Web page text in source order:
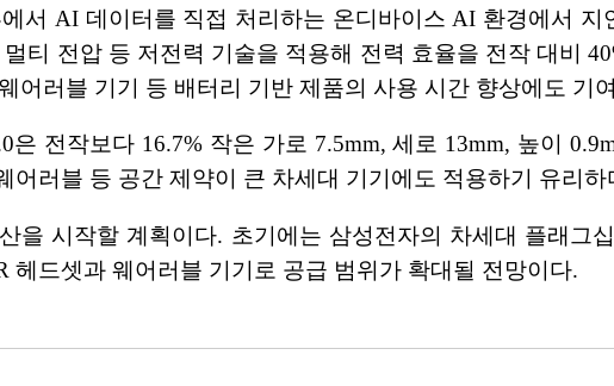
서 AI 데이터를 직접 처리하는 온디바이스 AI 환경에서
티 전압 등 저전력 기술을 적용해 전력 효율을 전작 대비
어러블 기기 등 배터리 기반 제품의 사용 시간 향상에도 기
은 전작보다 16.7% 작은 가로 7.5mm, 세로 13mm, 높이
러블 등 공간 제약이 큰 차세대 기기에도 적용하기 유리하
을 시작할 계획이다. 초기에는 삼성전자의 차세대 플래그
헤드셋과 웨어러블 기기로 공급 범위가 확대될 전망이다.